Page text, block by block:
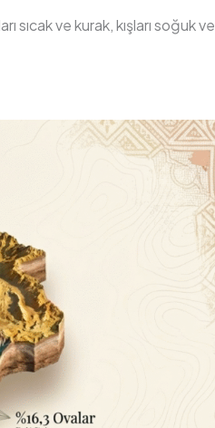
sıcak ve kurak, kışları soğuk ve